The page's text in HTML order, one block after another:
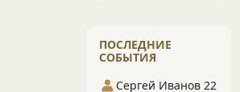
ПОСЛЕДНИЕ
СОБЫТИЯ
Сергей Иванов 22